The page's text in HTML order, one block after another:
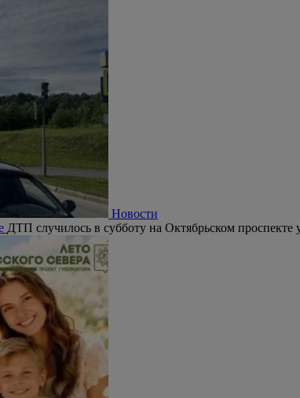
Новости
ДТП случилось в субботу на Октябрьском проспекте